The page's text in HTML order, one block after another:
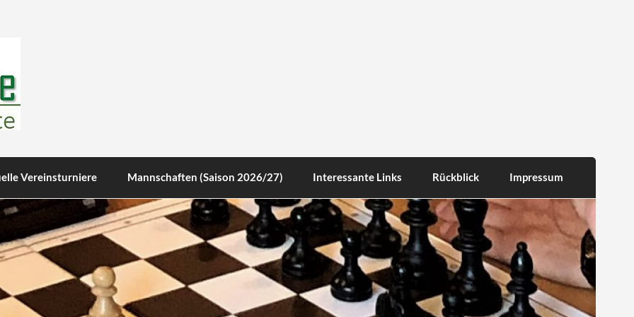
Vereinsturniere Mannschaften (Saison 2026/27) Interessante Links Rückblick Impressum